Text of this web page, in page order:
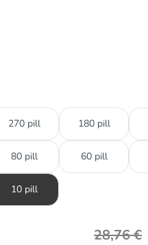
270 pill 180 pill
80 pill 60 pill
10 pill
28,76€